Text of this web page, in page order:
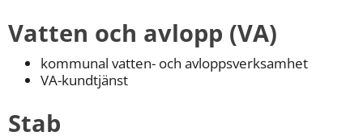
Vatten och avlopp (VA)
kommunal vatten- och avloppsverksamhet
VA-kundtjänst
Stab